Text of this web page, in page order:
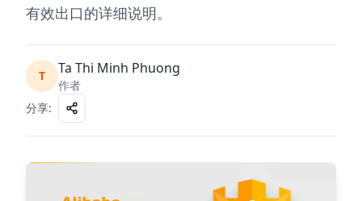
有效出口的详细说明。
T Ta Thi Minh Phuong
作者
分享: